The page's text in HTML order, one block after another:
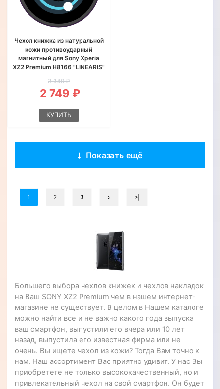
Чехол книжка из натуральной
кожи противоударный
магнитный для Sony Xperia
XZ2 Premium H8166 "LINEARIS"
3 349 ₽
2 749 ₽
КУПИТЬ
Показать ещё
1 2 3 > >|
Большего выбора чехлов книжек и чехлов накладок
на Ваш SONY XZ2 Premium чем в нашем интернет-
магазине не существует. В целом в Нашем каталоге
можно найти все и не важно какого года выпуска
ваш смартфон, выпустили его вчера или 10 лет
назад, выпустила его известная фирма или не
очень. Вы ищете чехол из кожи? Тогда Вам точно к
нам. Наш ассортимент Вас приятно удивит. У нас Вы
приобретете не только высококачественный, но и
привлекательный чехол на свой смартфон. Он будет